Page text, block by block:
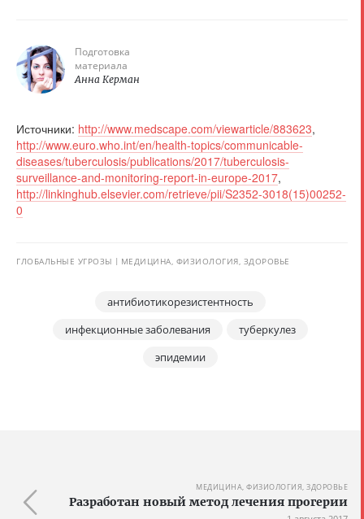
Подготовка
материала
Анна Керман
Источники: http://www.medscape.com/viewarticle/883623,
http://www.euro.who.int/en/health-topics/communicable-
diseases/tuberculosis/publications/2017/tuberculosis-
surveillance-and-monitoring-report-in-europe-2017,
http://linkinghub.elsevier.com/retrieve/pii/S2352-3018(15)00252-
0
ГЛОБАЛЬНЫЕ УГРОЗЫ МЕДИЦИНА, ФИЗИОЛОГИЯ, ЗДОРОВЬЕ
антибиотикорезистентность
инфекционные заболевания
туберкулез
эпидемии
МЕДИЦИНА, ФИЗИОЛОГИЯ, ЗДОРОВЬЕ
Разработан новый метод лечения прогерии